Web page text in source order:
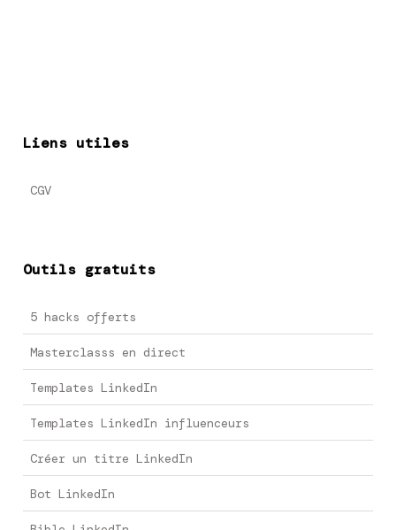
Liens utiles
CGV
Outils gratuits
5 hacks offerts
Masterclasss en direct
Templates LinkedIn
Templates LinkedIn influenceurs
Créer un titre LinkedIn
Bot LinkedIn